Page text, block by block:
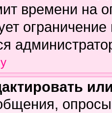
времени на
опросы